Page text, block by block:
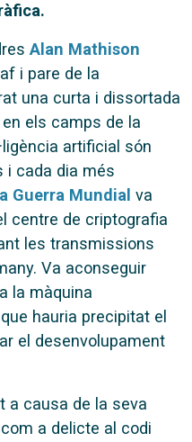
Alan Mathison
i pare de la
una curta i dissortada
els camps de la
artificial són
i cada dia més
Guerra Mundial va
centre de criptografia
les transmissions
Va aconseguir
la màquina
hauria precipitat el
el desenvolupament
a causa de la seva
a delicte al codi